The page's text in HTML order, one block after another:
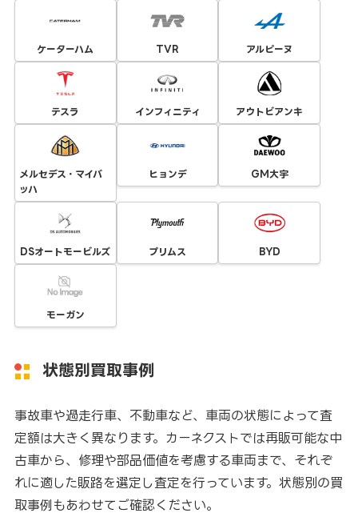
ケーターハム TVR アルピーヌ
テスラ インフィニティ アウトビアンキ
メルセデス・マイバ
ッハ
ヒョンデ GM大宇
DSオートモービルズ プリムス BYD
モーガン
状態別買取事例
事故車や過走行車、不動車など、車両の状態によって査
定額は大きく異なります。カーネクストでは再販可能な中
古車から、修理や部品価値を考慮する車両まで、それぞ
れに適した販路を選定し査定を行っています。状態別の買
取事例もあわせてご確認ください。